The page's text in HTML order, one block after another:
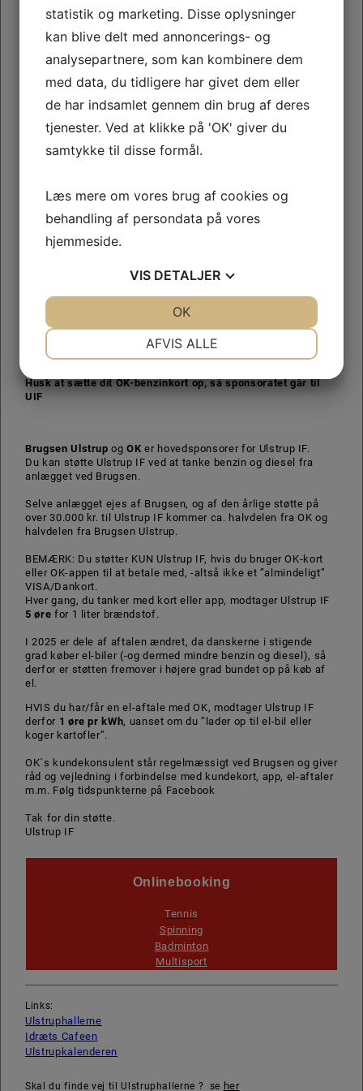
sidst meldte dig på et hold. Hvis du ikke gør det, bliver du
oprettet dobbelt i foreningens medlemsregister.
glemt dit password, kan du klikke på teksten "Glemt
password" i login billedet, og få tilsendt et nyt.
Ønsker du at ændre dit password til et, som du selv har
valgt, skal du logge ind i conventus
her
Mød os på Facebook!
Meld dig ind i gruppen "Ulstrup IF" - og bliv del af en
løbende dialog omkring aktiviteterne i din lokale
idrætsforening.
Klik herog se gruppen.
Husk at sætte dit OK-benzinkort op, så sponsoratet går
til UIF
Støtter du UIF, når du tanker?
Husk at sætte dit OK-benzinkort op, så sponsoratet går til
UIF
Brugsen Ulstrup ogOKer hovedsponsorer for Ulstrup IF.
Du kan støtte Ulstrup IF ved at tanke benzin og diesel fra
anlægget ved Brugsen.
Selve anlægget ejes af Brugsen, og af den årlige støtte på
over 30.000 kr. til Ulstrup IF kommer ca. halvdelen fra OK og
halvdelen fra Brugsen Ulstrup.
BEMÆRK: Du støtter KUN Ulstrup IF, hvis du bruger OK-kort
eller OK-appen til at betale med, -altså ikke et ”almindeligt”
VISA/Dankort.
Hver gang, du tanker med kort eller app, modtager Ulstrup IF
5 øre for 1 liter brændstof.
I 2025 er dele af aftalen ændret, da danskerne i stigende
grad køber el-biler (-og dermed mindre benzin og diesel), så
derfor er støtten fremover i højere grad bundet op på køb af
el.
HVIS du har/får en el-aftale med OK, modtager Ulstrup IF
derfor 1 øre pr kWh, uanset om du ”lader op til el-bil eller
koger kartofler”.
OK´s kundekonsulent står regelmæssigt ved Brugsen og giver
råd og vejledning i forbindelse med kundekort, app, el-aftaler
m.m. Følg tidspunkterne på Facebook
Tak for din støtte.
Ulstrup IF
Onlinebooking
Tennis
Spinning
Badminton
Multisport
Links:
Ulstruphallerne
Idræts Cafeen
Ulstrupkalenderen
Skal du finde vej til Ulstruphallerne ? se her
statistik og marketing. Disse oplysninger
kan blive delt med annoncerings- og
analysepartnere, som kan kombinere dem
med data, du tidligere har givet dem eller
de har indsamlet gennem din brug af deres
tjenester. Ved at klikke på 'OK' giver du
samtykke til disse formål.
Læs mere om vores brug af cookies og
behandling af persondata på vores
hjemmeside.
VIS DETALJER
AFVIS ALLE
OK